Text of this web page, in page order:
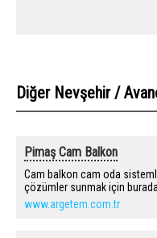
Diğer Nevşehir /
Pimaş Cam Balkon
Cam balkon cam oda
çözümler sunmak için
www.argetem.com.tr